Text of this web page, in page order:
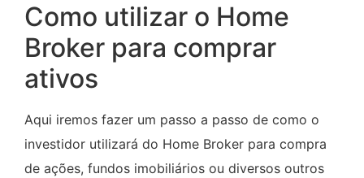
Como utilizar o Home
Broker para comprar
ativos
Aqui iremos fazer um passo a passo de como o
investidor utilizará do Home Broker para compra
de ações, fundos imobiliários ou diversos outros